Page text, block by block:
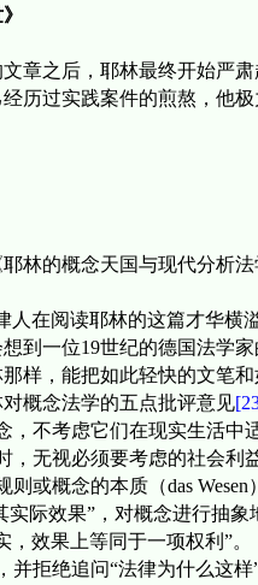
章之后，耶林最终开始严
历过实践案件的煎熬，他
耶林的概念天国与现代分析
人在阅读耶林的这篇才华横
到一位19世纪的德国法学
样，能把如此轻快的文笔
概念法学的五点批评意见
，不考虑它们在现实生活中
，无视必须要考虑的社会
则或概念的本质（das Wesen
实际效果”，对概念进行抽象
，效果上等同于一项权利 ”。
并拒绝追问“法律为什么这样